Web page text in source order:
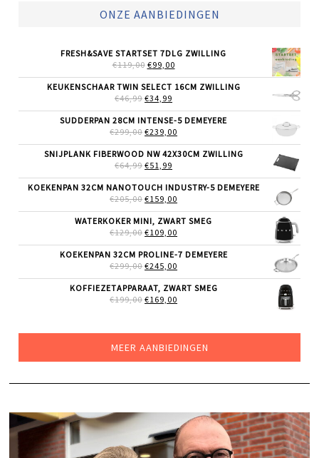
ONZE AANBIEDINGEN
FRESH&SAVE STARTSET 7DLG ZWILLING
€119,00 OORSPRONKELIJKE
WAS:
€119,00.
€99,00HUIDIGE
IS:
KEUKENSCHAAR TWIN SELECT 16CM ZWILLING
€46,99 OORSPRONKELIJKE
WAS:
€46,99.
€34,99
IS:
€34,99.
SUDDERPAN 28CM INTENSE-5 DEMEYERE
€299,00 OORSPRONKELIJKE
WAS:
€299,00.
€239,00
IS:
SNIJPLANK FIBERWOOD NW 42X30CM ZWILLING
€64,99 OORSPRONKELIJKE
WAS:
€64,99.
€51,99
IS:
€51,99.
KOEKENPAN 32CM NANOTOUCH INDUSTRY-5 DEMEYERE
€205,00 OORSPRONKELIJKE
WAS:
€205,00.
€159,00
IS:
WATERKOKER MINI, ZWART SMEG
€129,00 OORSPRONKELIJKE
WAS:
€129,00.
€109,00
IS:
KOEKENPAN 32CM PROLINE-7 DEMEYERE
€299,00 OORSPRONKELIJKE
WAS:
€299,00.
€245,00
IS:
KOFFIEZETAPPARAAT, ZWART SMEG
€199,00 OORSPRONKELIJKE
€169,00
MEER AANBIEDINGEN